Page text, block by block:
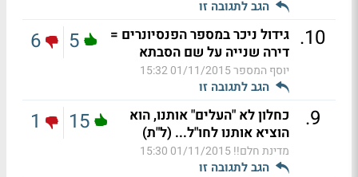
הגב לתגובה זו
10
. גידול ניכר במספר הפנסיונרים =
דירה שנייה על שם הסבתא
יוסף המספר01/11/2015 15:32
הגב לתגובה זו
5
6
9
.
כחלון לא "העלים" אותנו, הוא
הוציא אותנו לחו"ל... (ל"ת)
מדינת חלם!!01/11/2015 15:30
הגב לתגובה זו
15
1